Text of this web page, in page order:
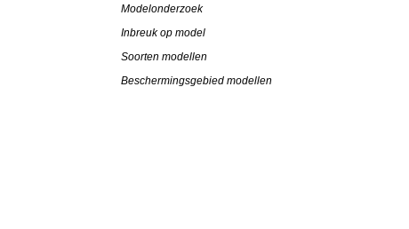
Modelonderzoek
Inbreuk op model
Soorten modellen
Beschermingsgebied modellen